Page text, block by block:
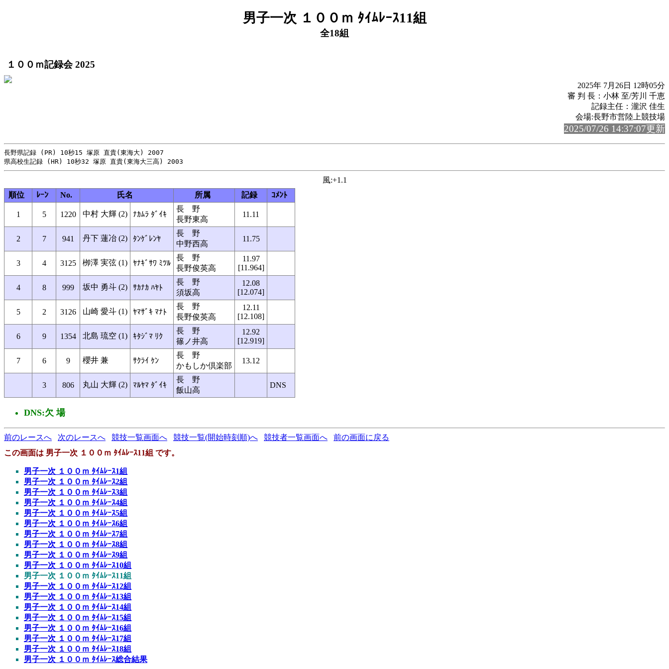
男子一次 １００ｍ ﾀｲﾑﾚｰｽ11組
全18組
１００ｍ記録会 2025
2025年 7月26日 12時05分
審 判 長：小林 至/芳川 千恵
記録主任：瀧沢 佳生
会場:長野市営陸上競技場
2025/07/26 14:37:07更新
長野県記録 (PR) 10秒15 塚原 直貴(東海大) 2007
風:+1.1
順位
ﾚｰﾝ No. 氏名 所属 記録 ｺﾒﾝﾄ
1 5 1220 中村 大輝 (2) ﾅｶﾑﾗ ﾀﾞｲｷ
長 野
長野東高
11.11
2 7 941 丹下 蓮冶 (2) ﾀﾝｹﾞﾚﾝﾔ
長 野
中野西高
11.75
3 4 3125 栁澤 実弦 (1) ﾔﾅｷﾞｻﾜ ﾐﾂﾙ
長 野
長野俊英高
11.97
[11.964]
4 8 999 坂中 勇斗 (2) ｻｶﾅｶ ﾊﾔﾄ
長 野
須坂高
12.08
[12.074]
5 2 3126 山崎 愛斗 (1) ﾔﾏｻﾞｷ ﾏﾅﾄ
長 野
長野俊英高
12.11
[12.108]
6 9 1354 北島 琉空 (1) ｷﾀｼﾞﾏ ﾘｸ
長 野
篠ノ井高
12.92
[12.919]
7 6 9 櫻井 兼 ｻｸﾗｲ ｹﾝ
長 野
かもしか倶楽部
13.12
3 806 丸山 大輝 (2) ﾏﾙﾔﾏ ﾀﾞｲｷ
長 野
飯山高
DNS
DNS:欠 場
前のレースへ 次のレースへ 競技一覧画面へ 競技一覧(開始時刻順)へ 競技者一覧画面へ
前の画面に戻る
この画面は 男子一次 １００ｍ ﾀｲﾑﾚｰｽ11組 です。
男子一次 １００ｍ ﾀｲﾑﾚｰｽ1組
男子一次 １００ｍ ﾀｲﾑﾚｰｽ2組
男子一次 １００ｍ ﾀｲﾑﾚｰｽ3組
男子一次 １００ｍ ﾀｲﾑﾚｰｽ4組
男子一次 １００ｍ ﾀｲﾑﾚｰｽ5組
男子一次 １００ｍ ﾀｲﾑﾚｰｽ6組
男子一次 １００ｍ ﾀｲﾑﾚｰｽ7組
男子一次 １００ｍ ﾀｲﾑﾚｰｽ8組
男子一次 １００ｍ ﾀｲﾑﾚｰｽ9組
男子一次 １００ｍ ﾀｲﾑﾚｰｽ10組
男子一次 １００ｍ ﾀｲﾑﾚｰｽ11組
男子一次 １００ｍ ﾀｲﾑﾚｰｽ12組
男子一次 １００ｍ ﾀｲﾑﾚｰｽ13組
男子一次 １００ｍ ﾀｲﾑﾚｰｽ14組
男子一次 １００ｍ ﾀｲﾑﾚｰｽ15組
男子一次 １００ｍ ﾀｲﾑﾚｰｽ16組
男子一次 １００ｍ ﾀｲﾑﾚｰｽ17組
男子一次 １００ｍ ﾀｲﾑﾚｰｽ18組
男子一次 １００ｍ ﾀｲﾑﾚｰｽ総合結果